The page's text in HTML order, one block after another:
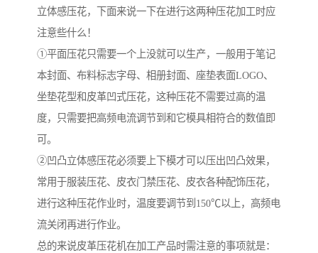
立体感压花，下面来说一下在进行这两种压花加工时应
注意些什么！
①平面压花只需要一个上没就可以生产，一般用于笔记
本封面、布料标志字母、相册封面、座垫表面LOGO、
坐垫花型和皮革凹式压花，这种压花不需要过高的温
度，只需要把高频电流调节到和它模具相符合的数值即
可。
②凹凸立体感压花必须要上下模才可以压出凹凸效果，
常用于服装压花、皮衣门禁压花、皮衣各种配饰压花，
进行这种压花作业时，温度要调节到150℃以上，高频电
流关闭再进行作业。
总的来说皮革压花机在加工产品时需注意的事项就是：